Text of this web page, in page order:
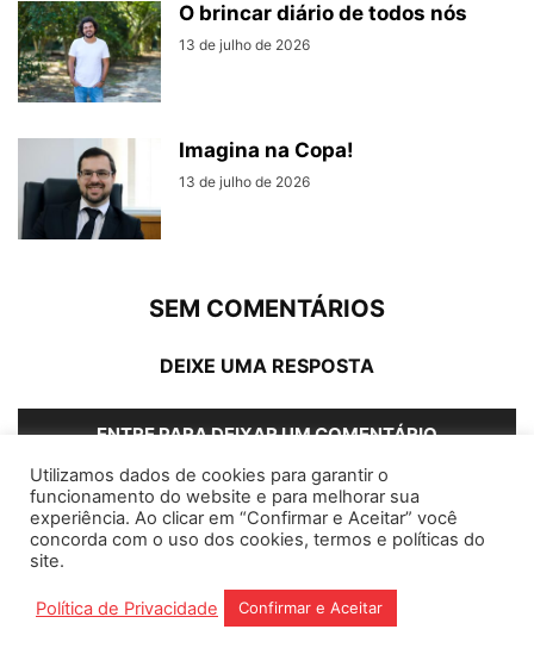
O brincar diário de todos nós
13 de julho de 2026
Imagina na Copa!
13 de julho de 2026
SEM COMENTÁRIOS
DEIXE UMA RESPOSTA
ENTRE PARA DEIXAR UM COMENTÁRIO
Home Editorias Coluna Social Grampos
Fale conosco Assinantes
Utilizamos dados de cookies para garantir o
funcionamento do website e para melhorar sua
experiência. Ao clicar em “Confirmar e Aceitar” você
concorda com o uso dos cookies, termos e políticas do
site.
Política de Privacidade Confirmar e Aceitar